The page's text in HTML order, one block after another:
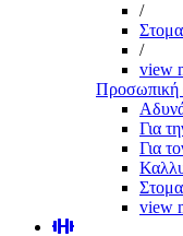
/
/
view
Προσωπική
Για
Για
view